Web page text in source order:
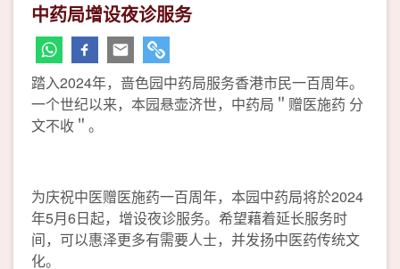
中药局增设夜诊服务
踏入2024年，啬色园中药局服务香港市民一百周年。
一个世纪以来，本园悬壶济世，中药局＂赠医施药 分
文不收＂。
为庆祝中医赠医施药一百周年，本园中药局将於2024
年5月6日起，增设夜诊服务。希望藉着延长服务时
间，可以惠泽更多有需要人士，并发扬中医药传统文
化。